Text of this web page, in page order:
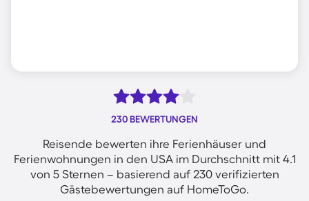
230 BEWERTUNGEN
Reisende bewerten ihre Ferienhäuser und
Ferienwohnungen in den USA im Durchschnitt mit 4.1
von 5 Sternen – basierend auf 230 verifizierten
Gästebewertungen auf HomeToGo.